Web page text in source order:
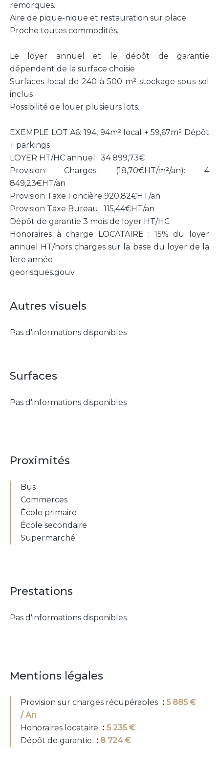
remorques.
Aire de pique-nique et restauration sur place.
Proche toutes commodités.
Le loyer annuel et le dépôt de garantie
dépendent de la surface choisie
Surfaces local de 240 à 500 m² stockage sous-sol
inclus
Possibilité de louer plusieurs lots.
EXEMPLE LOT A6: 194, 94m² local + 59,67m² Dépôt
+ parkings
LOYER HT/HC annuel : 34 899,73€
Provision Charges (18,70€HT/m²/an): 4
849,23€HT/an
Provision Taxe Foncière 920,82€HT/an
Provision Taxe Bureau : 115,44€HT/an
Dépôt de garantie 3 mois de loyer HT/HC
Honoraires à charge LOCATAIRE : 15% du loyer
annuel HT/hors charges sur la base du loyer de la
1ère année
georisques.gouv
Autres visuels
Pas d'informations disponibles
Surfaces
Pas d'informations disponibles
Proximités
Bus
Commerces
École primaire
École secondaire
Supermarché
Prestations
Pas d'informations disponibles
Mentions légales
Provision sur charges récupérables
5 885 €
/ An
Honoraires locataire
5 235 €
Dépôt de garantie
8 724 €